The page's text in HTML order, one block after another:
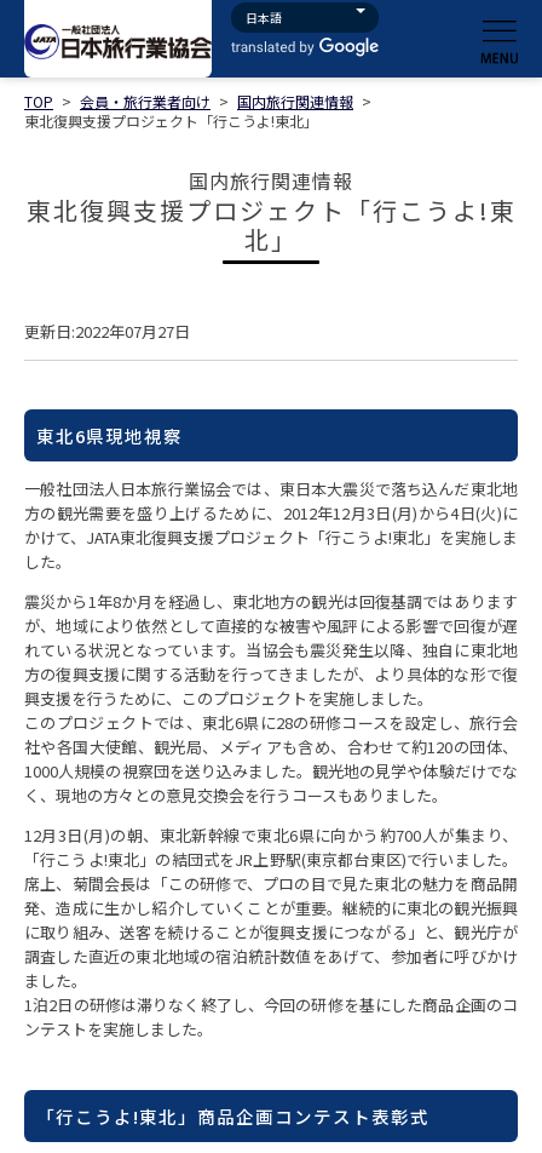
TOP > 会員・旅行業者向け > 国内旅行関連情報 >
東北復興支援プロジェクト「行こうよ!東北」
国内旅行関連情報
東北復興支援プロジェクト「行こうよ!東
北」
更新日:2022年07月27日
東北6県現地視察
一般社団法人日本旅行業協会では、東日本大震災で落ち込んだ東北地
方の観光需要を盛り上げるために、2012年12月3日(月)から4日(火)に
かけて、JATA東北復興支援プロジェクト「行こうよ!東北」を実施しま
した。
震災から1年8か月を経過し、東北地方の観光は回復基調ではあります
が、地域により依然として直接的な被害や風評による影響で回復が遅
れている状況となっています。当協会も震災発生以降、独自に東北地
方の復興支援に関する活動を行ってきましたが、より具体的な形で復
興支援を行うために、このプロジェクトを実施しました。
このプロジェクトでは、東北6県に28の研修コースを設定し、旅行会
社や各国大使館、観光局、メディアも含め、合わせて約120の団体、
1000人規模の視察団を送り込みました。観光地の見学や体験だけでな
く、現地の方々との意見交換会を行うコースもありました。
12月3日(月)の朝、東北新幹線で東北6県に向かう約700人が集まり、
「行こうよ!東北」の結団式をJR上野駅(東京都台東区)で行いました。
席上、菊間会長は「この研修で、プロの目で見た東北の魅力を商品開
発、造成に生かし紹介していくことが重要。継続的に東北の観光振興
に取り組み、送客を続けることが復興支援につながる」と、観光庁が
調査した直近の東北地域の宿泊統計数値をあげて、参加者に呼びかけ
ました。
1泊2日の研修は滞りなく終了し、今回の研修を基にした商品企画のコ
ンテストを実施しました。
「行こうよ!東北」商品企画コンテスト表彰式